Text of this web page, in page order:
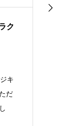
ク
キ
だ